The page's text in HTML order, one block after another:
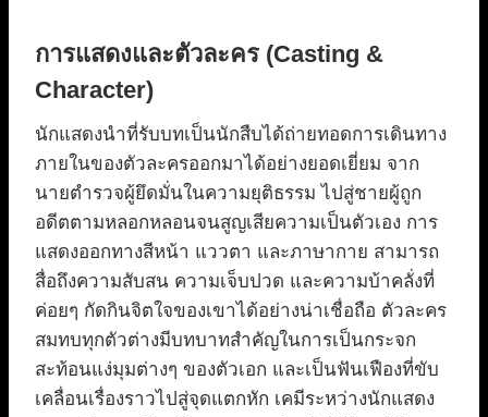
การแสดงและตัวละคร (Casting &
Character)
นักแสดงนำที่รับบทเป็นนักสืบได้ถ่ายทอดการเดินทาง
ภายในของตัวละครออกมาได้อย่างยอดเยี่ยม จาก
นายตำรวจผู้ยึดมั่นในความยุติธรรม ไปสู่ชายผู้ถูก
อดีตตามหลอกหลอนจนสูญเสียความเป็นตัวเอง การ
แสดงออกทางสีหน้า แววตา และภาษากาย สามารถ
สื่อถึงความสับสน ความเจ็บปวด และความบ้าคลั่งที่
ค่อยๆ กัดกินจิตใจของเขาได้อย่างน่าเชื่อถือ ตัวละคร
สมทบทุกตัวต่างมีบทบาทสำคัญในการเป็นกระจก
สะท้อนแง่มุมต่างๆ ของตัวเอก และเป็นฟันเฟืองที่ขับ
เคลื่อนเรื่องราวไปสู่จุดแตกหัก เคมีระหว่างนักแสดง